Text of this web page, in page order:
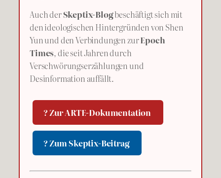
Auch derSkeptix-Blogbeschäftigt sich mit
den ideologischen Hintergründen von Shen
Yun und den Verbindungen zurEpoch
Times, die seit Jahren durch
Verschwörungserzählungen und
Desinformation auffällt.
? Zur ARTE-Dokumentation
? Zum Skeptix-Beitrag